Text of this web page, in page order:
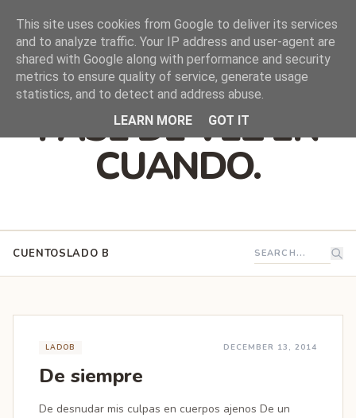
DEJO QUE ESTO
PASE DE VEZ EN
CUANDO.
CUENTOSLADO B
LADOB DECEMBER 13, 2014
De siempre
De desnudar mis culpas en cuerpos ajenos De un
This site uses cookies from Google to deliver its services
and to analyze traffic. Your IP address and user-agent are
shared with Google along with performance and security
metrics to ensure quality of service, generate usage
statistics, and to detect and address abuse.
LEARN MORE
GOT IT